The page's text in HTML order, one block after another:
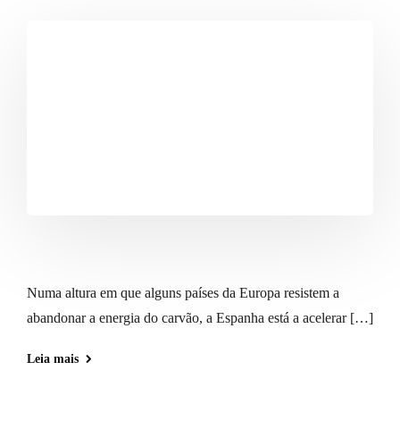
Numa altura em que alguns países da Europa resistem a
abandonar a energia do carvão, a Espanha está a acelerar […]
Leia mais